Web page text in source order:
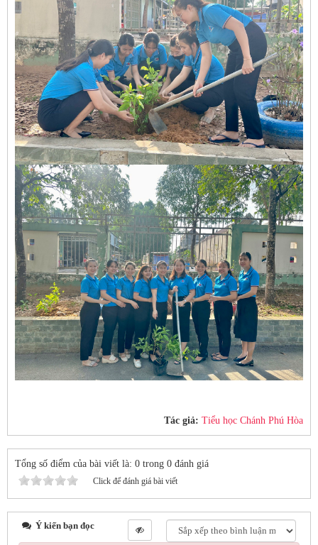
Tác giả: Tiểu học Chánh Phú Hòa
Tổng số điểm của bài viết là: 0 trong 0 đánh giá
Click để đánh giá bài viết
Ý kiến bạn đọc